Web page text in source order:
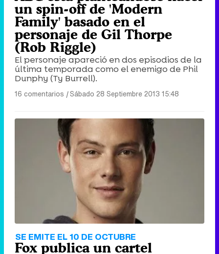
un spin-off de 'Modern
Family' basado en el
personaje de Gil Thorpe
(Rob Riggle)
El personaje apareció en dos episodios de la
última temporada como el enemigo de Phil
Dunphy (Ty Burrell).
16 comentarios |Sábado 28 Septiembre 2013 15:48
SE EMITE EL 10 DE OCTUBRE
Fox publica un cartel